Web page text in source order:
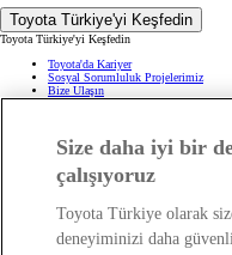
Toyota Türkiye'yi Keşfedin
Toyota Türkiye'yi Keşfedin
Toyota'da Kariyer
Sosyal Sorumluluk Projelerimiz
Bize Ulaşın
Haberler ve Etkinlikler
Hafif Ticari: Toyota Professional
SUV
Toyota Blog
Ağaçlandırma Seferberliği
Yasal Bilgilendirme
Yasal Bilgilendirme
Size daha iyi bir
çalışıyoruz
Toyota Türkiye olarak
deneyiminizi daha